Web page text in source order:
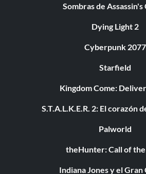
Sombras de Assassin's
Dying Light 2
Cyberpunk 2077
Starfield
Kingdom Come:
S.T.A.L.K.E.R. 2: El corazón
Palworld
theHunter: Call of
Indiana Jones y el